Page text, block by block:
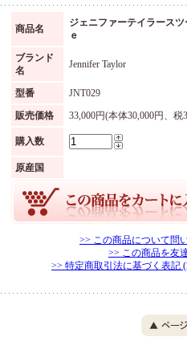
商品名
ジェニファーテイラースツ
ｅ
ブランド
名
Jennifer Taylor
型番
JNT029
販売価格
33,000円(本体30,000円、税
購入数
原産国
>> この商品について問
>> この商品を友
>> 特定商取引法に基づく表記